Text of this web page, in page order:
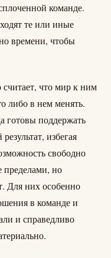
команде.
те или иные
времени, чтобы
что мир к ним
либо в нем менять.
готовы поддержать
избегая
свободно
пределами, но
Для них особенно
в команде и
и справедливо